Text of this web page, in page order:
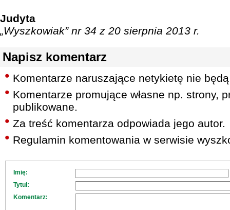
Judyta
„Wyszkowiak” nr 34 z 20 sierpnia 2013 r.
Napisz komentarz
Komentarze naruszające netykietę nie
Komentarze promujące własne np. strony,
publikowane.
Za treść komentarza odpowiada jego autor.
Regulamin komentowania w serwisie
Imię:
Tytuł:
Komentarz: